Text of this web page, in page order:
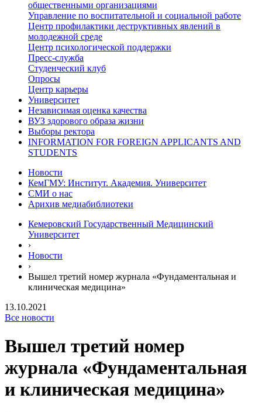
общественными организациями
Управление по воспитательной и социальной работе
Центр профилактики деструктивных явлений в
молодежной среде
Центр психологической поддержки
Пресс-служба
Студенческий клуб
Опросы
Центр карьеры
Университет
Независимая оценка качества
ВУЗ здорового образа жизни
Выборы ректора
INFORMATION FOR FOREIGN APPLICANTS AND
STUDENTS
Новости
КемГМУ: Институт. Академия. Университет
СМИ о нас
Арихив медиабиблиотеки
Кемеровский Государственный Медицинский
Университет
›
Новости
›
Вышел третий номер журнала «Фундаментальная и
клиническая медицина»
13.10.2021
Все новости
Вышел третий номер
журнала «Фундаментальная
и клиническая медицина»